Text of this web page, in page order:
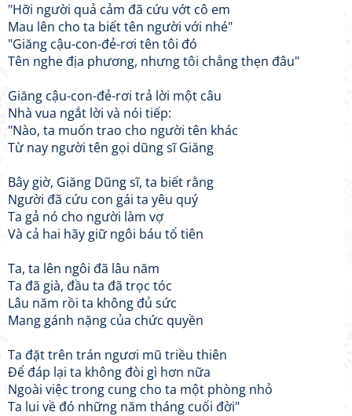
"Hỡi người quả cảm đã cứu vớt cô em
Mau lên cho ta biết tên người với nhé"
"Giăng cậu-con-đẻ-rơi tên tôi đó
Tên nghe địa phương, nhưng tôi chẳng thẹn đâu"
Giăng cậu-con-đẻ-rơi trả lời một câu
Nhà vua ngắt lời và nói tiếp:
"Nào, ta muốn trao cho người tên khác
Từ nay người tên gọi dũng sĩ Giăng
Bây giờ, Giăng Dũng sĩ, ta biết rằng
Người đã cứu con gái ta yêu quý
Ta gả nó cho người làm vợ
Và cả hai hãy giữ ngôi báu tổ tiên
Ta, ta lên ngôi đã lâu năm
Ta đã già, đầu ta đã trọc tóc
Lâu năm rồi ta không đủ sức
Mang gánh nặng của chức quyền
Ta đặt trên trán ngươi mũ triều thiên
Để đáp lại ta không đòi gì hơn nữa
Ngoài việc trong cung cho ta một phòng nhỏ
Ta lui về đó những năm tháng cuối đời"